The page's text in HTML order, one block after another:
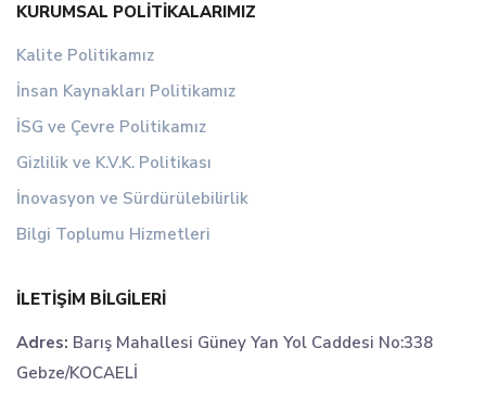
KURUMSAL POLITIKALARIMIZ
Kalite Politikamız
İnsan Kaynakları Politikamız
İSG ve Çevre Politikamız
Gizlilik ve K.V.K. Politikası
İnovasyon ve Sürdürülebilirlik
Bilgi Toplumu Hizmetleri
İLETIŞIM BILGILERI
Adres: Barış Mahallesi Güney Yan Yol Caddesi No:338
Gebze/KOCAELİ